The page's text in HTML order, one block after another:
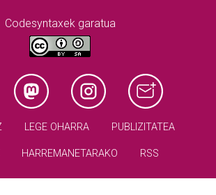
Codesyntaxek garatua
LEGE OHARRA PUBLIZITATEA
HARREMANETARAKO RSS